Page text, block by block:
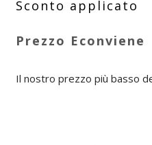
Il nostro prezzo più basso